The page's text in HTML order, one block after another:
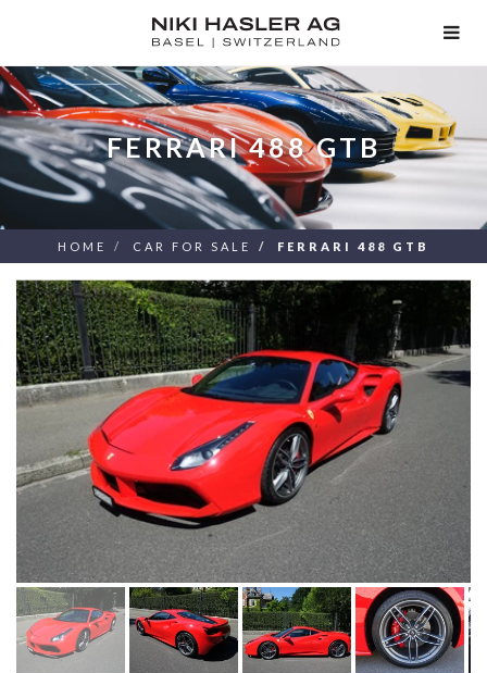
FERRARI 488 GTB
HOME CAR FOR SALE FERRARI 488 GTB